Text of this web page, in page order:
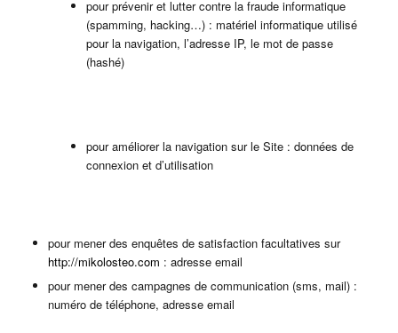
pour prévenir et lutter contre la fraude informatique
(spamming, hacking…) : matériel informatique utilisé
pour la navigation, l’adresse IP, le mot de passe
(hashé)
pour améliorer la navigation sur le Site : données de
connexion et d’utilisation
pour mener des enquêtes de satisfaction facultatives sur
http://mikolosteo.com : adresse email
pour mener des campagnes de communication (sms, mail) :
numéro de téléphone, adresse email